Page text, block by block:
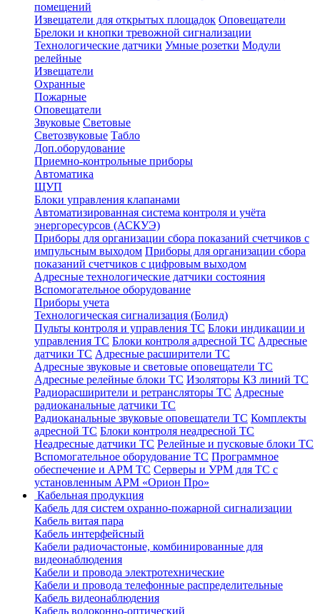
помещений
Извещатели для открытых площадок Оповещатели
Брелоки и кнопки тревожной сигнализации
Технологические датчики Умные розетки Модули
релейные
Извещатели
Охранные
Пожарные
Оповещатели
Звуковые Световые
Светозвуковые Табло
Доп.оборудование
Приемно-контрольные приборы
Автоматика
ЩУП
Блоки управления клапанами
Автоматизированная система контроля и учёта
энергоресурсов (АСКУЭ)
Приборы для организации сбора показаний счетчиков с
импульсным выходом Приборы для организации сбора
показаний счетчиков с цифровым выходом
Адресные технологические датчики состояния
Вспомогательное оборудование
Приборы учета
Технологическая сигнализация (Болид)
Пульты контроля и управления ТС Блоки индикации и
управления ТС Блоки контроля адресной ТС Адресные
датчики ТС Адресные расширители ТС
Адресные звуковые и световые оповещатели ТС
Адресные релейные блоки ТС Изоляторы КЗ линий ТС
Радиорасширители и ретрансляторы ТС Адресные
радиоканальные датчики ТС
Радиоканальные звуковые оповещатели ТС Комплекты
адресной ТС Блоки контроля неадресной ТС
Неадресные датчики ТС Релейные и пусковые блоки ТС
Вспомогательное оборудование ТС Программное
обеспечение и АРМ ТС Серверы и УРМ для ТС с
установленным АРМ «Орион Про»
Кабельная продукция
Кабель для систем охранно-пожарной сигнализации
Кабель витая пара
Кабель интерфейсный
Кабели радиочастоные, комбинированные для
видеонаблюдения
Кабели и провода электротехнические
Кабели и провода телефонные распределительные
Кабель видеонаблюдения
Кабель волоконно-оптический